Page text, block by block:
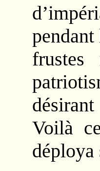
frustes
Voilà
déploya